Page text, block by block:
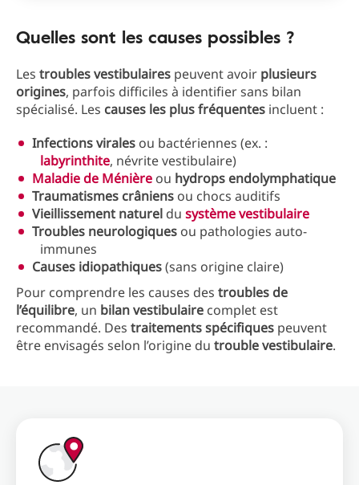
Quelles sont les causes possibles ?
Les troublesvestibulaires peuvent avoir plusieurs
origines, parfois difficiles à identifier sans bilan
spécialisé. Les causes les plusfréquentes incluent :
Infectionsvirales ou bactériennes (ex. :
labyrinthite, névrite vestibulaire)
Maladie de Ménière ou hydrops endolymphatique
Traumatismes crâniens ou chocs auditifs
Vieillissement naturel du système vestibulaire
Troubles neurologiques ou pathologies auto-
immunes
Causes idiopathiques(sans origine claire)
Pour comprendre les causes des troubles de
l’équilibre, un bilanvestibulaire complet est
recommandé. Des traitementsspécifiques peuvent
être envisagés selon l’origine du troublevestibulaire.